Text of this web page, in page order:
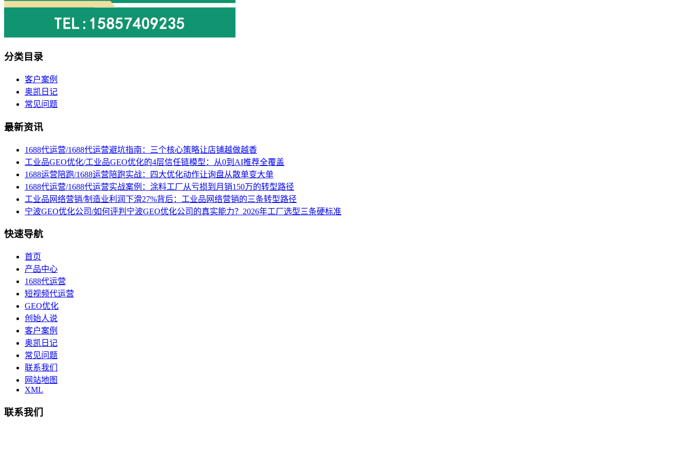
分类目录
客户案例
奥凯日记
常见问题
最新资讯
1688代运营/1688代运营避坑指南：三个核心策略让店铺越做越香
工业品GEO优化/工业品GEO优化的4层信任链模型：从0到AI推荐全覆盖
1688运营陪跑/1688运营陪跑实战：四大优化动作让询盘从散单变大单
1688代运营/1688代运营实战案例：涂料工厂从亏损到月销150万的转型路径
工业品网络营销/制造业利润下滑27%背后：工业品网络营销的三条转型路径
宁波GEO优化公司/如何评判宁波GEO优化公司的真实能力？2026年工厂选型三条硬标准
快速导航
首页
产品中心
1688代运营
短视频代运营
GEO优化
创始人说
客户案例
奥凯日记
常见问题
联系我们
网站地图
XML
联系我们